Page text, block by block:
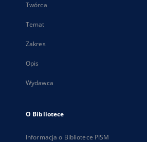
Twórca
Temat
Zakres
Opis
Wydawca
O Bibliotece
Informacja o Bibliotece PISM